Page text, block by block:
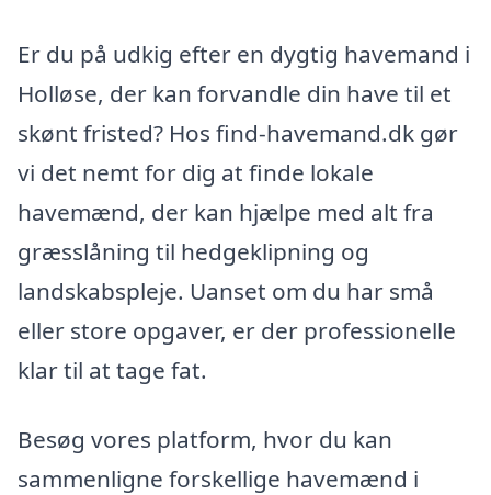
Er du på udkig efter en dygtig havemand i
Holløse, der kan forvandle din have til et
skønt fristed? Hos find-havemand.dk gør
vi det nemt for dig at finde lokale
havemænd, der kan hjælpe med alt fra
græsslåning til hedgeklipning og
landskabspleje. Uanset om du har små
eller store opgaver, er der professionelle
klar til at tage fat.
Besøg vores platform, hvor du kan
sammenligne forskellige havemænd i